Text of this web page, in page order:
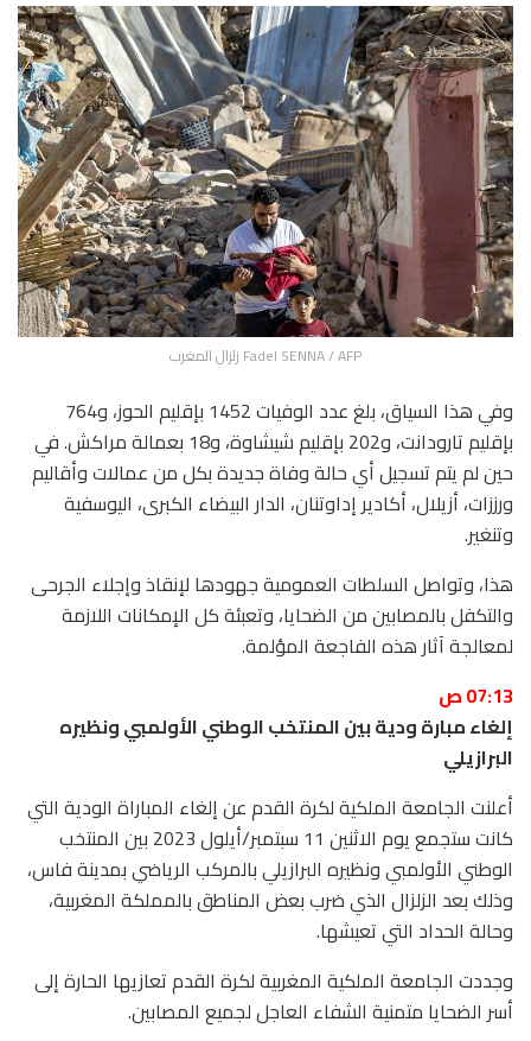
Fadel SENNA / AFP زلزال المغرب
وفي هذا السياق، بلغ عدد الوفيات 1452 بإقليم الحوز، و764
بإقليم تارودانت، و202 بإقليم شيشاوة، و18 بعمالة مراكش. في
حين لم يتم تسجيل أي حالة وفاة جديدة بكل من عمالات وأقاليم
ورززات، أزيلال، أكادير إداوتنان، الدار البيضاء الكبرى، اليوسفية
وتنغير.
هذا، وتواصل السلطات العمومية جهودها لإنقاذ وإجلاء الجرحى
والتكفل بالمصابين من الضحايا، وتعبئة كل الإمكانات اللازمة
لمعالجة آثار هذه الفاجعة المؤلمة.
07:13 ص
إلغاء مبارة ودية بين المنتخب الوطني الأولمبي ونظيره
البرازيلي
أعلنت الجامعة الملكية لكرة القدم عن إلغاء المباراة الودية التي
كانت ستجمع يوم الاثنين 11 سبتمبر/أيلول 2023 بين المنتخب
الوطني الأولمبي ونظيره البرازيلي بالمركب الرياضي بمدينة فاس،
وذلك بعد الزلزال الذي ضرب بعض المناطق بالمملكة المغربية،
وحالة الحداد التي تعيشها.
وجددت الجامعة الملكية المغربية لكرة القدم تعازيها الحارة إلى
أسر الضحايا متمنية الشفاء العاجل لجميع المصابين.